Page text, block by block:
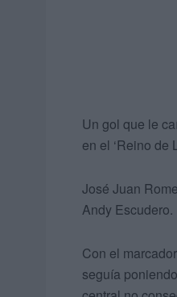
Un gol que le
en el ‘Reino de
José Juan
Andy Escudero.
Con el
seguía